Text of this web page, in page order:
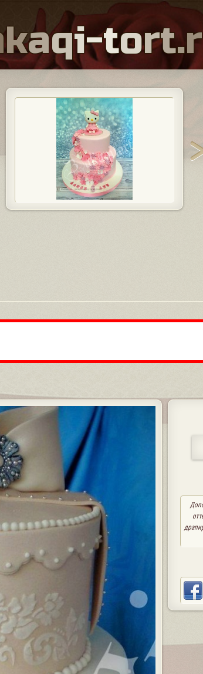
kaqi-tort.r